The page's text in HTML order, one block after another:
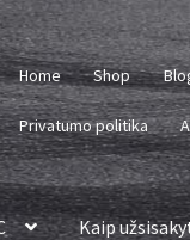
Home Shop
Privatumo politika
Kaip